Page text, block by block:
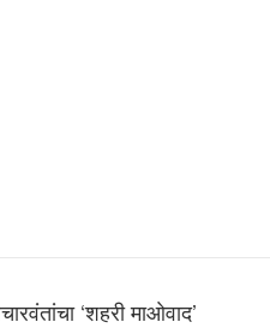
‘शहरी माओवाद’